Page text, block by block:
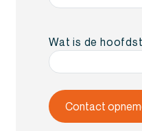
Wat is de